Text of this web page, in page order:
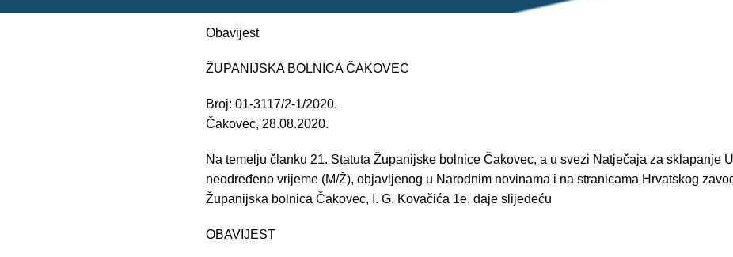
Obavijest
ŽUPANIJSKA BOLNICA ČAKOVEC
Broj: 01-3117/2-1/2020.
Čakovec, 28.08.2020.
Na temelju članku 21. Statuta Županijske bolnice Čakovec, a u svezi Natječaja za sklapanje
neodređeno vrijeme (M/Ž), objavljenog u Narodnim novinama i na stranicama Hrvatskog
Županijska bolnica Čakovec, I. G. Kovačića 1e, daje slijedeću
OBAVIJEST